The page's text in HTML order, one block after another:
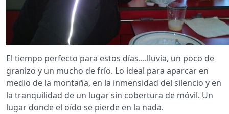
El tiempo perfecto para estos días....lluvia, un poco de
granizo y un mucho de frío. Lo ideal para aparcar en
medio de la montaña, en la inmensidad del silencio y en
la tranquilidad de un lugar sin cobertura de móvil. Un
lugar donde el oído se pierde en la nada.